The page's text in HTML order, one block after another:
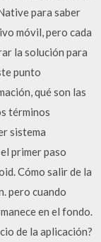
para saber
móvil, pero cada
la solución para
punto
qué son las
términos
sistema
primer paso
Cómo salir de la
pero cuando
en el fondo.
de la aplicación?